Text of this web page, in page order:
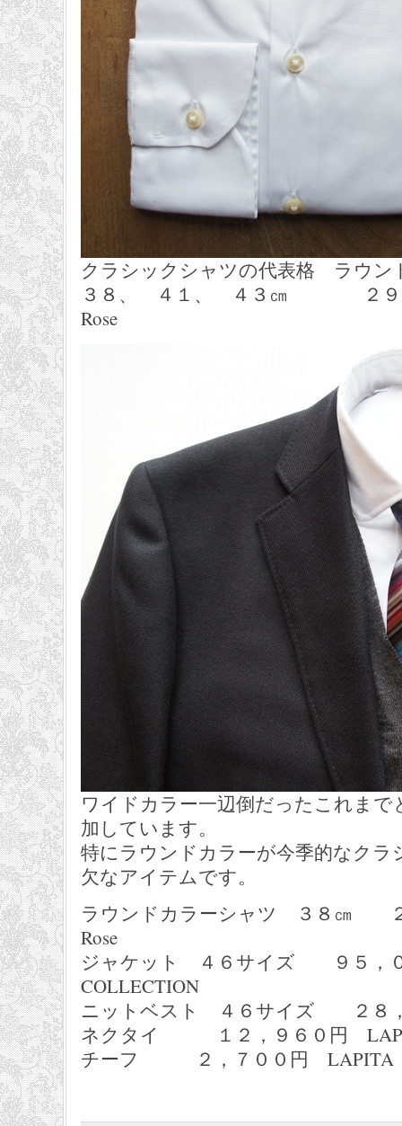
クラシックシャツの代表格 ラウン
３８、 ４１、 ４３㎝ ２９
Rose
ワイドカラー一辺倒だったこれまで
加しています。
特にラウンドカラーが今季的なクラ
欠なアイテムです。
ラウンドカラーシャツ ３８㎝
Rose
ジャケット ４６サイズ ９５，
COLLECTION
ニットベスト ４６サイズ ２８
ネクタイ １２，９６０円
チーフ ２，７００円 LAPITA